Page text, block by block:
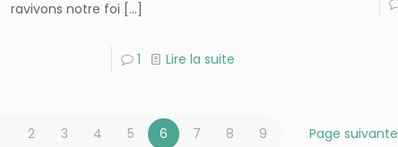
ravivons notre foi […]
1 Lire la suite
2 3 4 5 6 7 8 9 Page suivante